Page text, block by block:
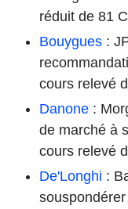
réduit de 81
Bouygues :
cours relevé
Danone :
de marché à
cours relevé
De'Longhi :